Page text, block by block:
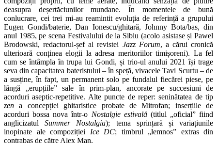
deasupra deșertăciunilor mundane. În momentele de bună
conlucrare, cei trei mi-au reamintit evoluția de referință a grupului
Eugen Gondi/baterie, Dan Ionescu/ghitară, Johnny Bota/bas, din
anul 1985, pe scena Festivalului de la Sibiu (acolo asistase și Pawel
Brodowski, redactorul-șef al revistei Jazz Forum, a cărui cronică
ulterioară conținea elogii la adresa meritoriilor timișoreni). La fel
cum se întâmpla în trupa lui Gondi, și trio-ul anului 2021 își trage
seva din capacitatea bateristului – în speță, vivacele Tavi Scurtu – de
a susține, în fapt, un permanent solo pe fundalul fiecărei piese, pe
lângă „erupțiile” sale în prim-plan, ancorate pe succesiuni de
acorduri aseptic-repetitive. Alte puncte de reper: seninătatea de tip
zen a concepției ghitaristice probate de Mitrofan; inserțiile de
acorduri bossa nova într-o Nostalgie estivală(titlul „oficial” fiind
anglicizatulSummer Nostalgia); tema sprințară și variațiunile
inopinate ale compoziției Ice DC; timbrul „lemnos” extras din
contrabas de către Alex Man.